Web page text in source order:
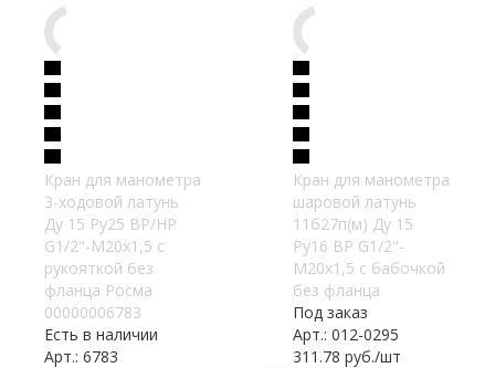
Кран для манометра
3-ходовой латунь
Ду 15 Ру25 ВР/НР
G1/2"-М20х1,5 с
рукояткой без
фланца Росма
00000006783
Есть в наличии
Арт.: 6783
Кран для манометра
шаровой латунь
11б27п(м) Ду 15
Ру16 ВР G1/2"-
М20х1,5 с бабочкой
без фланца
Под заказ
Арт.: 012-0295
311.78 руб./шт